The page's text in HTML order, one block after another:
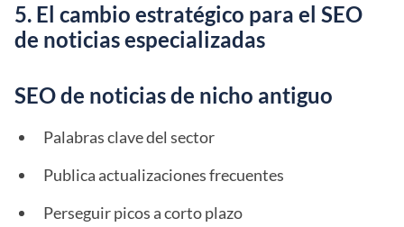
5. El cambio estratégico para el SEO
de noticias especializadas
SEO de noticias de nicho antiguo
Palabras clave del sector
Publica actualizaciones frecuentes
Perseguir picos a corto plazo